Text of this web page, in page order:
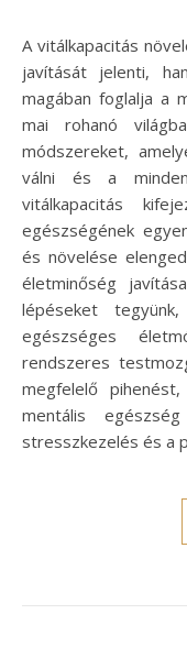
A vitálkapacitás növelése nem csupán a fizikai teljesítmény
javítását jelenti,
magában foglalja a
mai rohanó
módszereket,
válni és a
vitálkapacitás
egészségének
és növelése
életminőség
lépéseket
egészséges
rendszeres
megfelelő
mentális
stresszkezelés és a